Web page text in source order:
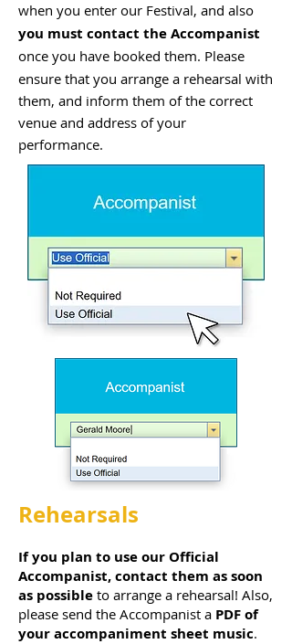
when you enter our Festival, and also
you must contact the Accompanist
once you have booked them. Please
ensure that you arrange a rehearsal with
them, and inform them of the correct
venue and address of your
performance.
Rehearsals
If you plan to use our Official
Accompanist, contact them as soon
as possible to arrange a rehearsal! Also,
please send the Accompanist a PDF of
your accompaniment sheet music.